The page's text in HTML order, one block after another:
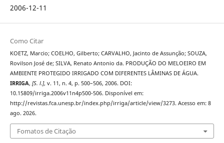
2006-12-11
Como Citar
KOETZ, Marcio; COELHO, Gilberto; CARVALHO, Jacinto de Assunção; SOUZA,
Rovilson José de; SILVA, Renato Antonio da. PRODUÇÃO DO MELOEIRO EM
AMBIENTE PROTEGIDO IRRIGADO COM DIFERENTES LÂMINAS DE ÁGUA.
IRRIGA, [S. l.], v. 11, n. 4, p. 500–506, 2006. DOI:
10.15809/irriga.2006v11n4p500-506. Disponível em:
http://revistas.fca.unesp.br/index.php/irriga/article/view/3273. Acesso em: 8
ago. 2026.
Fomatos de Citação